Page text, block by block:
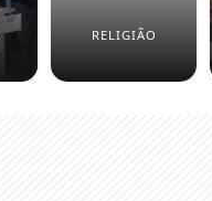
RELIGIÃO